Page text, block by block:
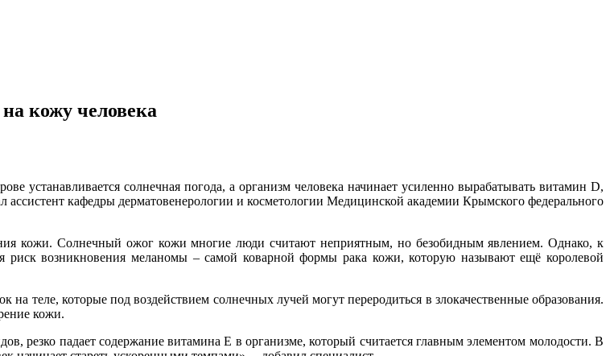
кожу человека
устанавливается солнечная погода, а организм человека начинает усиленно вырабатывать витамин D,
ассистент кафедры дерматовенерологии и косметологии Медицинской академии Крымского федерального
кожи. Солнечный ожог кожи многие люди считают неприятным, но безобидным явлением. Однако, к
риск возникновения меланомы – самой коварной формы рака кожи, которую называют ещё королевой
теле, которые под воздействием солнечных лучей могут переродиться в злокачественные образования.
кожи.
резко падает содержание витамина Е в организме, который считается главным элементом молодости. В